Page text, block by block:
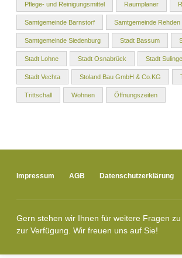
Pflege- und Reinigungsmittel Raumplaner
Samtgemeinde Barnstorf Samtgemeinde Rehden
Samtgemeinde Siedenburg Stadt Bassum
Stadt Lohne Stadt Osnabrück Stadt
Stadt Vechta Stoland Bau GmbH & Co.KG
Trittschall Wohnen Öffnungszeiten
Impressum AGB Datenschutzerklärung
Gern stehen wir Ihnen für weitere Fragen
zur Verfügung. Wir freuen uns auf Sie!